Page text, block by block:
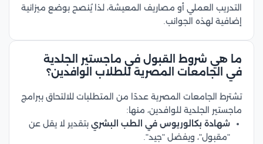
التدريب العملي أو مصاريف المعيشة، لذا يُنصح بوضع ميزانية
إضافية لهذه الجوانب.
ما هي شروط القبول في ماجستير الجلدية
في الجامعات المصرية للطلاب الوافدين؟
تشترط الجامعات المصرية عددًا من المتطلبات للالتحاق ببرامج
ماجستير الجلدية للوافدين، منها:
شهادة بكالوريوس في الطب البشري بتقدير لا يقل عن
"مقبول"، ويفضل "جيد".